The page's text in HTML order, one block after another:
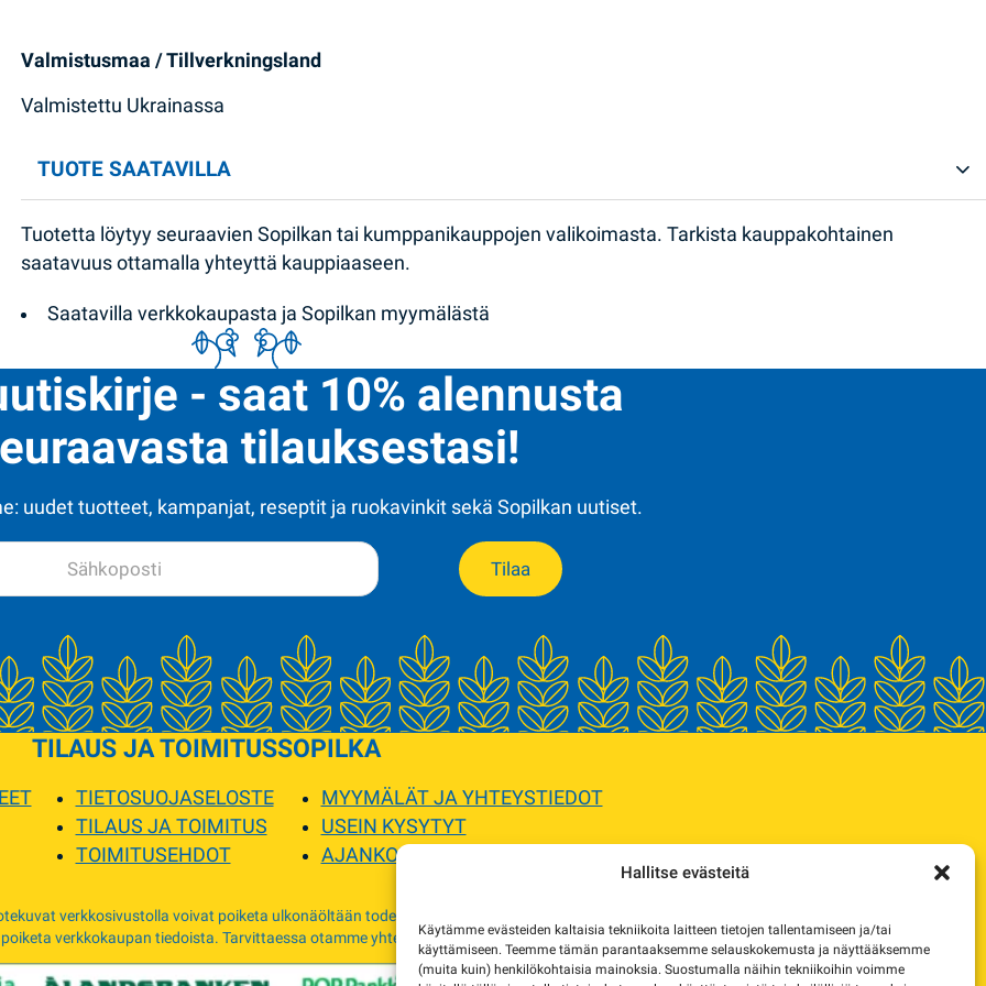
Hallitse evästeitä
Käytämme evästeiden kaltaisia tekniikoita laitteen tietojen tallentamiseen ja/tai
käyttämiseen. Teemme tämän parantaaksemme selauskokemusta ja näyttääksemme
(muita kuin) henkilökohtaisia mainoksia. Suostumalla näihin tekniikoihin voimme
Valmistusmaa / Tillverkningsland
Valmistettu Ukrainassa
TUOTE SAATAVILLA
Tuotetta löytyy seuraavien Sopilkan tai kumppanikauppojen valikoimasta. Tarkista kauppakohtainen
saatavuus ottamalla yhteyttä kauppiaaseen.
Saatavilla verkkokaupasta ja Sopilkan myymälästä
- saat 10% alennusta
tilauksestasi!
uudet tuotteet, kampanjat, reseptit ja ruokavinkit sekä Sopilkan uutiset.
Tilaa
TILAUS JA TOIMITUS
TIETOSUOJASELOSTE
TILAUS JA TOIMITUS
TOIMITUSEHDOT
SOPILKA
MYYMÄLÄT JA YHTEYSTIEDOT
USEIN KYSYTYT
AJANKOHTAISTA
verkkosivustolla voivat poiketa ulkonäöltään todellisista tuotteista.
verkkokaupan tiedoista. Tarvittaessa otamme yhteyttä ja sovimme korvaavista tuotteista.